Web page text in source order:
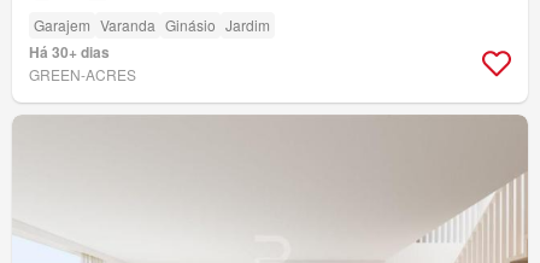
Garajem Varanda Ginásio Jardim
Há 30+ dias
GREEN-ACRES